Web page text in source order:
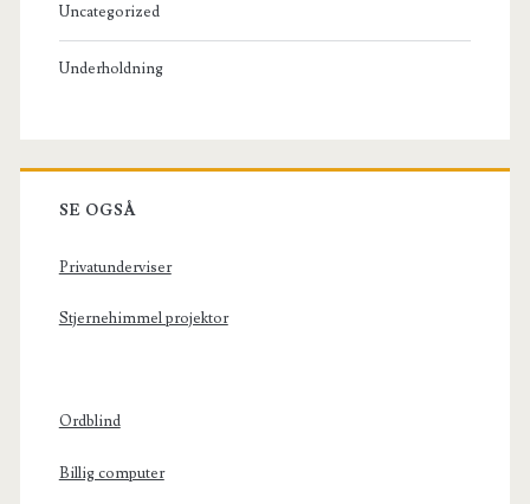
Uncategorized
Underholdning
SE OGSÅ
Privatunderviser
Stjernehimmel projektor
Ordblind
Billig computer